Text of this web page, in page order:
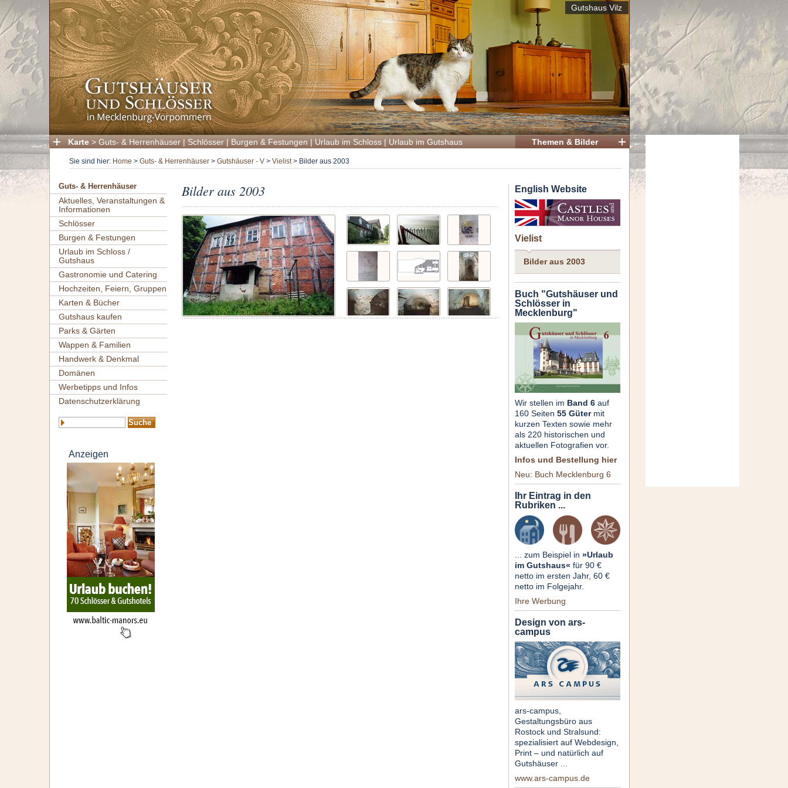
Gutshaus Vilz
Themen & Bilder
Karte> Guts- & Herrenhäuser| Schlösser| Burgen & Festungen | Urlaub im Schloss| Urlaub im Gutshaus
Sie sind hier: Home > Guts- & Herrenhäuser> Gutshäuser - V> Vielist> Bilder aus 2003
Guts- & Herrenhäuser
Aktuelles, Veranstaltungen &
Informationen
Schlösser
Burgen & Festungen
Urlaub im Schloss /
Gutshaus
Gastronomie und Catering
Hochzeiten, Feiern, Gruppen
Karten & Bücher
Gutshaus kaufen
Parks & Gärten
Wappen & Familien
Handwerk & Denkmal
Domänen
Werbetipps und Infos
Datenschutzerklärung
Anzeigen
English Website
Vielist
Bilder aus 2003
Buch "Gutshäuser und
Schlösser in
Mecklenburg"
Wir stellen im Band 6auf
160 Seiten 55 Gütermit
kurzen Texten sowie mehr
als 220 historischen und
aktuellen Fotografien vor.
Infos und Bestellung hier
Neu: Buch Mecklenburg 6
Ihr Eintrag in den
Rubriken ...
... zum Beispiel in »Urlaub
im Gutshaus« für 90 €
netto im ersten Jahr, 60 €
netto im Folgejahr.
Ihre Werbung
Design von ars-
campus
ars-campus,
Gestaltungsbüro aus
Rostock und Stralsund:
spezialisiert auf Webdesign,
Print – und natürlich auf
Gutshäuser ...
www.ars-campus.de
Bilder aus 2003